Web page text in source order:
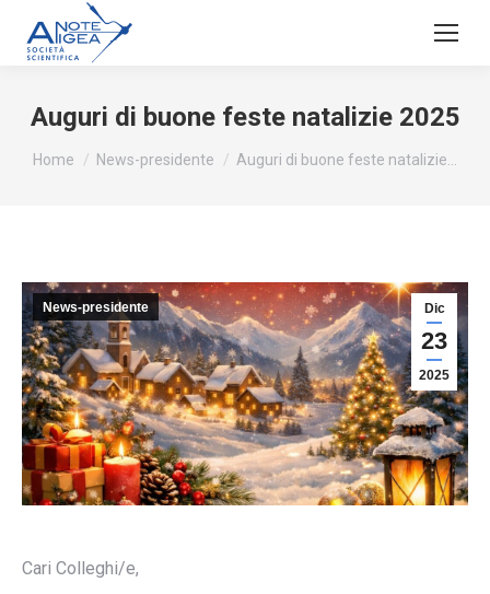
Auguri di buone feste natalizie 2025
Tu sei qui:
Home News-presidente Auguri di buone feste natalizie…
Dic
23
2025
News-presidente
Cari Colleghi/e,